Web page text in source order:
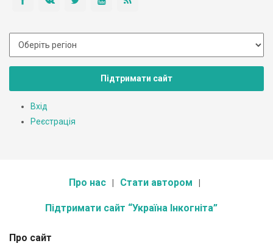
Підтримати сайт
Вхід
Реєстрація
Про нас Стати автором
Підтримати сайт “Україна Інкогніта”
Про сайт